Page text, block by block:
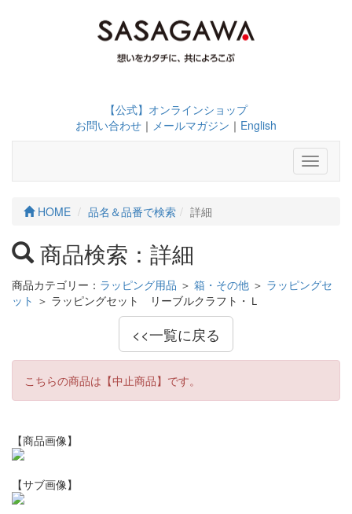
【公式】オンラインショップ
お問い合わせ ｜ メールマガジン ｜ English
Toggle
HOME 品名＆品番で検索 詳細
商品検索：詳細
商品カテゴリー： ラッピング用品 ＞ 箱・その他 ＞ ラッピングセ
ット ＞ ラッピングセット リーブルクラフト・Ｌ
<<一覧に戻る
こちらの商品は【中止商品】です。
【商品画像】
【サブ画像】